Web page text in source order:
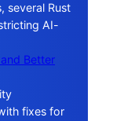
several Rust
AI-
Better
fixes for